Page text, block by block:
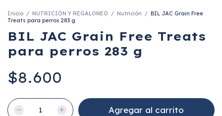
Inicio / NUTRICIÓN Y REGALONEO / Nutrición / BIL JAC Grain Free
Treats para perros 283 g
BIL JAC Grain Free Treats
para perros 283 g
$8.600